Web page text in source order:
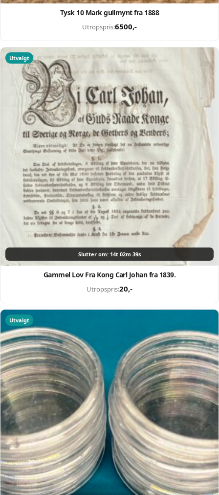
Tysk 10 Mark gullmynt fra 1888
Utropspris:6500,-
Utvalgt
Slutter om: 14t 02m 38s
Gammel Lov Fra Kong Carl Johan fra 1839.
Utropspris:20,-
Utvalgt
Selg smartere – helt
På QXL.no kan du selge helt gratis – uten
skjulte kostnader eller provisjon. Opprett
konto, legg ut auksjoner og nå kjøpere som
faktisk er interessert.
Registrer konto
ellerLogg inn
Opprett en konto på få sekunder og legg ut dine første
auksjoner i dag. Ingen gebyrer. Ingen provisjon. Bare ekte
kjøpere.